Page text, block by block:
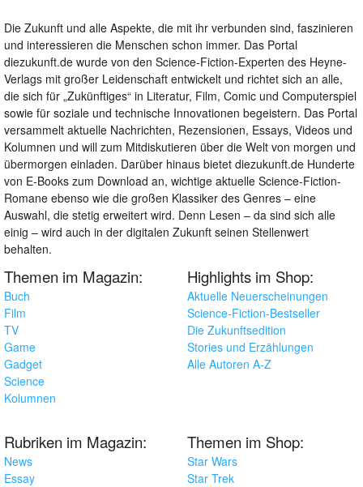
Die Zukunft und alle Aspekte, die mit ihr verbunden sind, faszinieren
und interessieren die Menschen schon immer. Das Portal
diezukunft.de wurde von den Science-Fiction-Experten des Heyne-
Verlags mit großer Leidenschaft entwickelt und richtet sich an alle,
die sich für „Zukünftiges“ in Literatur, Film, Comic und Computerspiel
sowie für soziale und technische Innovationen begeistern. Das Portal
versammelt aktuelle Nachrichten, Rezensionen, Essays, Videos und
Kolumnen und will zum Mitdiskutieren über die Welt von morgen und
übermorgen einladen. Darüber hinaus bietet diezukunft.de Hunderte
von E-Books zum Download an, wichtige aktuelle Science-Fiction-
Romane ebenso wie die großen Klassiker des Genres – eine
Auswahl, die stetig erweitert wird. Denn Lesen – da sind sich alle
einig – wird auch in der digitalen Zukunft seinen Stellenwert
behalten.
Themen im Magazin:
Buch
Film
TV
Game
Gadget
Science
Kolumnen
Highlights im Shop:
Aktuelle Neuerscheinungen
Science-Fiction-Bestseller
Die Zukunftsedition
Stories und Erzählungen
Alle Autoren A-Z
Rubriken im Magazin:
News
Essay
Themen im Shop:
Star Wars
Star Trek